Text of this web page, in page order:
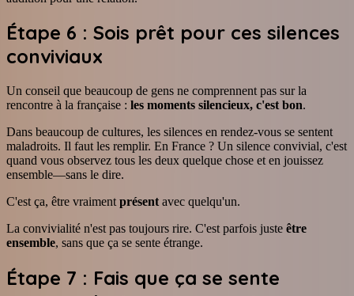
Étape 6 : Sois prêt pour ces silences
conviviaux
Un conseil que beaucoup de gens ne comprennent pas sur la
rencontre à la française : les moments silencieux, c'est bon.
Dans beaucoup de cultures, les silences en rendez-vous se sentent
maladroits. Il faut les remplir. En France ? Un silence convivial, c'est
quand vous observez tous les deux quelque chose et en jouissez
ensemble—sans le dire.
C'est ça, être vraiment présent avec quelqu'un.
La convivialité n'est pas toujours rire. C'est parfois juste être
ensemble, sans que ça se sente étrange.
Étape 7 : Fais que ça se sente